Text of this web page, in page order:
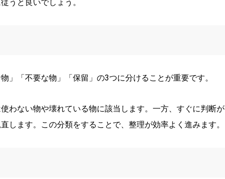
うと良いでしょう。
」「不要な物」「保留」の3つに分けることが重要です。
わない物や壊れている物に該当します。一方、すぐに判断が
ます。この分類をすることで、整理が効率よく進みます。